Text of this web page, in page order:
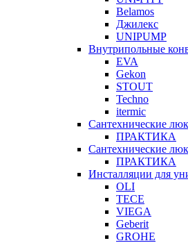
Belamos
Джилекс
UNIPUMP
Внутрипольные
EVA
Gekon
STOUT
Techno
itermic
Сантехнические
ПРАКТИКА
Сантехнические
ПРАКТИКА
Инсталляции для
OLI
TECE
VIEGA
Geberit
GROHE